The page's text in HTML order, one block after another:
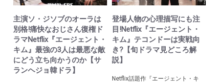
主演ソ・ジソブのオーラは
別格!痛快なおじさん復権ド
ラマNetflix『エージェント・
キム』最強の3人は最悪な敵
にどう立ち向かうのか【サ
ランヘジョ韓ドラ】
登場人物の心理描写にも注
目!Netflix『エージェント・
キム』テコンドーは実戦向
き?【旬ドラマ見どころ解
説】
Netflix話題作『エージェント・キ